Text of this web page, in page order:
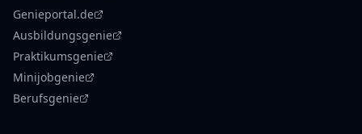
Genieportal.de
Ausbildungsgenie
Praktikumsgenie
Minijobgenie
Berufsgenie